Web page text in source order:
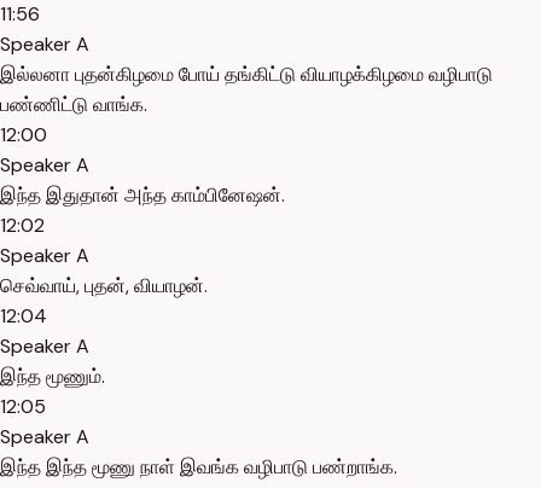
11:56
Speaker A
இல்லனா புதன்கிழமை போய் தங்கிட்டு வியாழக்கிழமை வழிபாடு
பண்ணிட்டு வாங்க.
12:00
Speaker A
இந்த இதுதான் அந்த காம்பினேஷன்.
12:02
Speaker A
செவ்வாய், புதன், வியாழன்.
12:04
Speaker A
இந்த மூணும்.
12:05
Speaker A
இந்த இந்த மூணு நாள் இவங்க வழிபாடு பண்றாங்க.